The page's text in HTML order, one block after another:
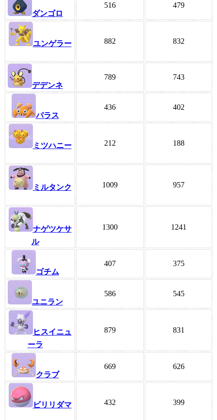
ダンゴロ
516 479
ユンゲラー 882 832
デデンネ
789 743
パラス
436 402
ミツハニー 212 188
ミルタンク 1009 957
ナゲツケサ
ル
1300 1241
ゴチム
407 375
ユニラン
586 545
ヒスイニュ
ーラ
879 831
クラブ
669 626
ビリリダマ 432 399